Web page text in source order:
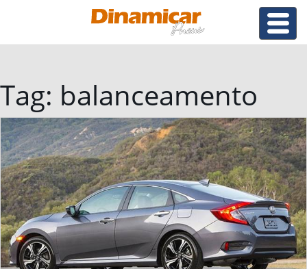
Tag: balanceamento